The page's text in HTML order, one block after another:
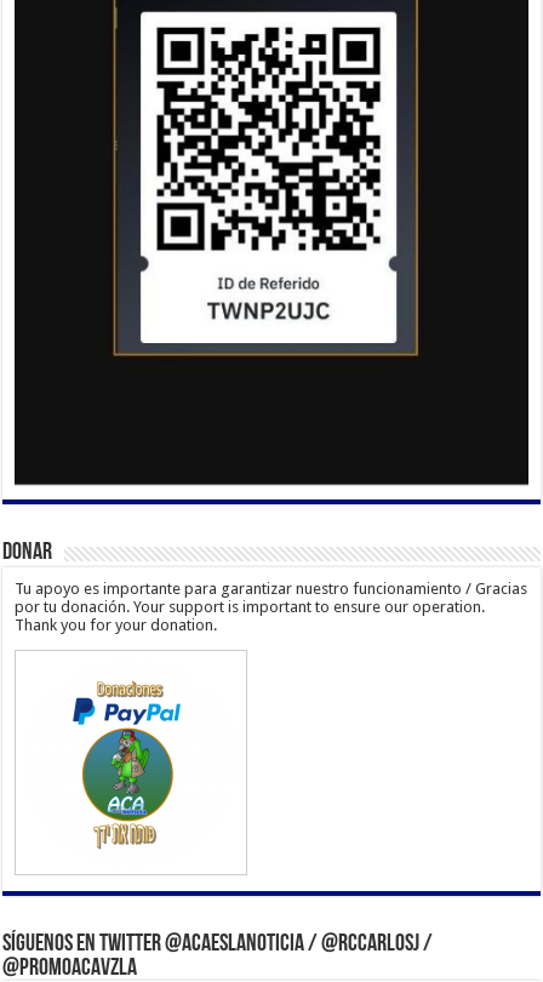
Donar
Tu apoyo es importante para garantizar nuestro funcionamiento / Gracias
por tu donación. Your support is important to ensure our operation.
Thank you for your donation.
Síguenos en Twitter @acaeslanoticia / @rccarlosj /
@PromoACAVzla